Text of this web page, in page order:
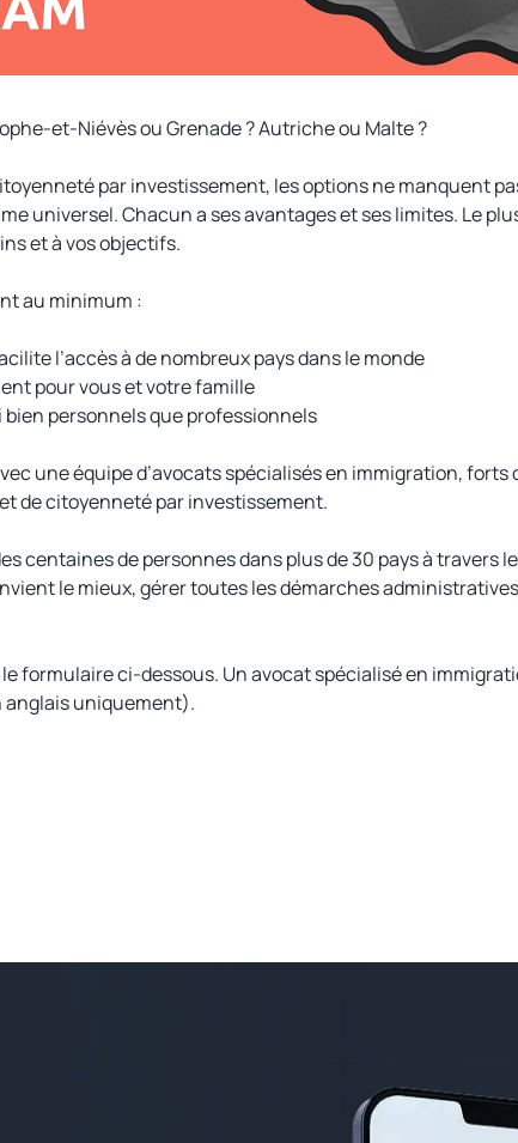
et-Niévès ou Grenade ? Autriche ou Malte ?
par investissement, les options ne manquent
universel. Chacun a ses avantages et ses limites. Le
et à vos objectifs.
au minimum :
l’accès à de nombreux pays dans le monde
pour vous et votre famille
personnels que professionnels
une équipe d’avocats spécialisés en immigration, forts
de citoyenneté par investissement.
centaines de personnes dans plus de 30 pays à travers
le mieux, gérer toutes les démarches
formulaire ci-dessous. Un avocat spécialisé en
anglais uniquement).